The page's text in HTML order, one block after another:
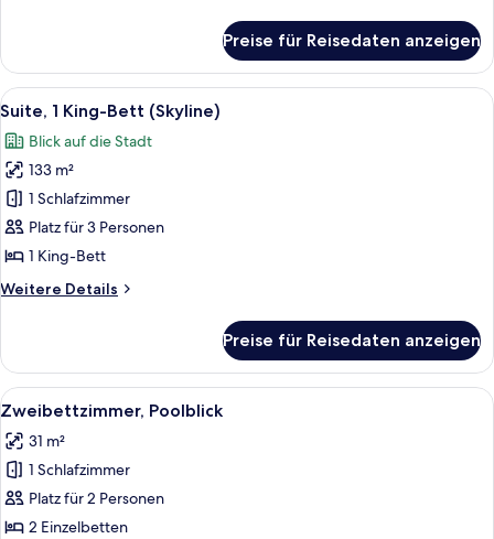
1 King-
Bett,
Meerblick
Preise für Reisedaten anzeigen
Alle
Fotos
für
Suite,
1 King-
Bett
(Skyline)
Ein moderner Essbereich mit Blick
15
Suite, 1 King-Bett (Skyline)
Blick auf die Stadt
133 m²
1 Schlafzimmer
Platz für 3 Personen
1 King-Bett
Weitere Details
Weitere
1 King-
Bett
(Skyline)
Preise für Reisedaten anzeigen
Alle
Fotos
für
Zweibettzimmer,
Poolblick
anzeigen
Ein Hotelzimmer mit zwei Betten,
9
Zweibettzimmer, Poolblick
31 m²
1 Schlafzimmer
Platz für 2 Personen
2 Einzelbetten